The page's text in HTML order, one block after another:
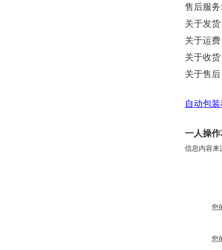
售后服务
关于发
关于运
关于收
关于售
自动包
一人操
信息内容来
您
您